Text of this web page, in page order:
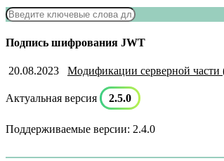
Подпись шифрования JWT
20.08.2023 Модификации серверной части
Актуальная версия 2.5.0
Поддерживаемые версии: 2.4.0